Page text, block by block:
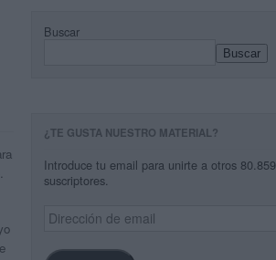
Buscar
Buscar
¿TE GUSTA NUESTRO MATERIAL?
Introduce tu email para unirte a otros 80.859
suscriptores.
Dirección
de